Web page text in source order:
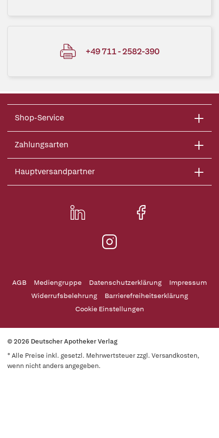
+49 711 - 2582-390
Shop-Service
Zahlungsarten
Hauptversandpartner
AGB Mediengruppe Datenschutzerklärung
Impressum
Widerrufsbelehrung
Barrierefreiheitserklärung
Cookie Einstellungen
© 2026 Deutscher Apotheker Verlag
* Alle Preise inkl. gesetzl. Mehrwertsteuer zzgl. Versandkosten,
wenn nicht anders angegeben.